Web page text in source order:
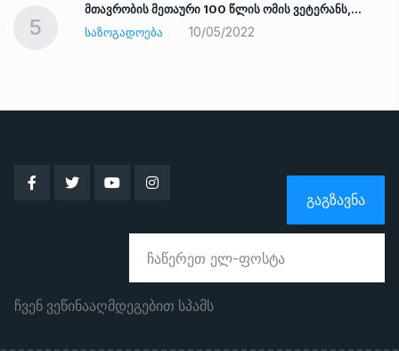
5
მთავრობის მეთაური 100 წლის ომის ვეტერანს,…
ᲡᲐᲖᲝᲒᲐᲓᲝᲔᲑᲐ
10/05/2022
ᲒᲐᲒᲖᲐᲕᲜᲐ
ჩვენ ვეწინააღმდეგებით სპამს